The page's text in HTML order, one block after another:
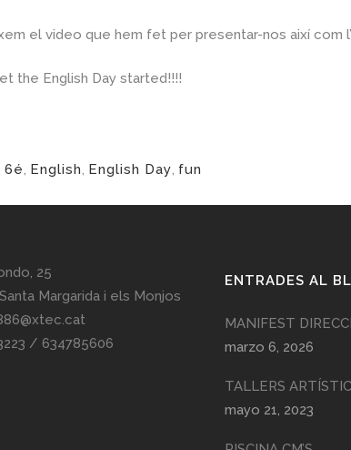
el video que hem fet per presentar-nos així com
the English Day started!!!!
6é, English, English Day, fun
25
Margarida i els Monjos
/ 634785606
ENTRADES AL
MANIFEST
marzo 6, 2026
TALLERS
mayo 21, 2023